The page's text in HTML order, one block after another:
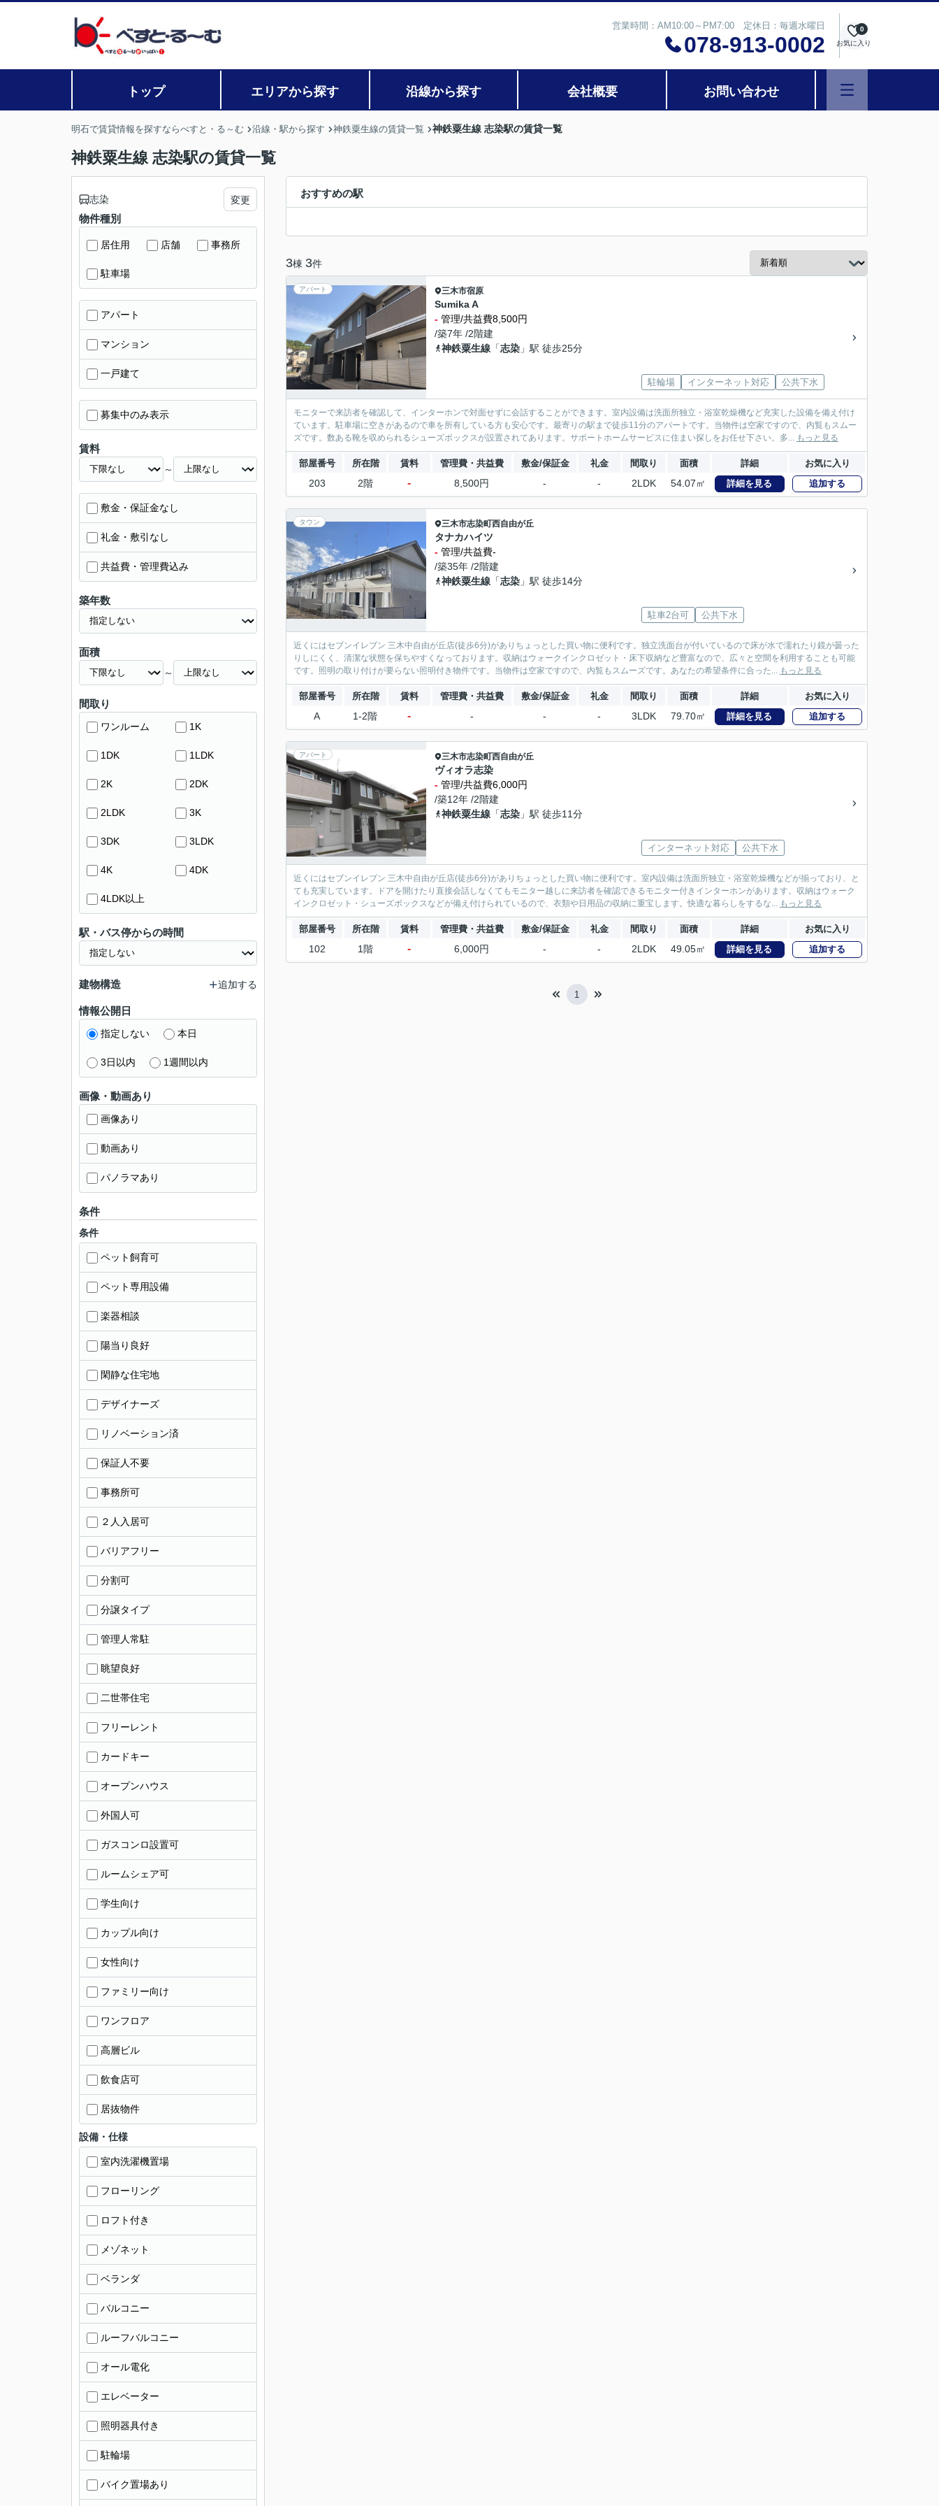
営業時間：AM10:00～PM7:00 定休日：毎週水曜日
078-913-0002 お気に入り
0
トップ エリアから探す 沿線から探す 会社概要 お問い合わせ
明石で賃貸情報を探すならべすと・る～む 沿線・駅から探す 神鉄粟生線の賃貸一覧 神鉄粟生線 志染駅の賃貸一覧
神鉄粟生線 志染駅の賃貸一覧
おすすめの駅
3棟 3件
アパート 三木市宿原
Sumika A
- 管理/共益費8,500円
/築7年 /2階建
神鉄粟生線 「志染 」駅 徒歩25分
駐輪場 インターネット対応 公共下水
モニターで来訪者を確認して、インターホンで対面せずに会話することができます。室内設備は洗面所独立・浴室乾燥機など充実した設備を備え付け
ています。駐車場に空きがあるので車を所有している方も安心です。最寄りの駅まで徒歩11分のアパートです。当物件は空家ですので、内覧もスムー
ズです。数ある靴を収められるシューズボックスが設置されてあります。サポートホームサービスに住まい探しをお任せ下さい。多... もっと見る
部屋番号 所在階 賃料 管理費・共益費 敷金/保証金 礼金 間取り 面積 詳細 お気に入り
203 2階 - 8,500円 - - 2LDK 54.07㎡ 詳細を見る 追加する
タウン 三木市志染町西自由が丘
タナカハイツ
- 管理/共益費-
/築35年 /2階建
神鉄粟生線 「志染 」駅 徒歩14分
駐車2台可 公共下水
近くにはセブンイレブン 三木中自由が丘店(徒歩6分)がありちょっとした買い物に便利です。独立洗面台が付いているので床が水で濡れたり鏡が曇った
りしにくく、清潔な状態を保ちやすくなっております。収納はウォークインクロゼット・床下収納など豊富なので、広々と空間を利用することも可能
です。照明の取り付けが要らない照明付き物件です。当物件は空家ですので、内覧もスムーズです。あなたの希望条件に合った... もっと見る
部屋番号 所在階 賃料 管理費・共益費 敷金/保証金 礼金 間取り 面積 詳細 お気に入り
A 1-2階 - - - - 3LDK 79.70㎡ 詳細を見る 追加する
アパート 三木市志染町西自由が丘
ヴィオラ志染
- 管理/共益費6,000円
/築12年 /2階建
神鉄粟生線 「志染 」駅 徒歩11分
インターネット対応 公共下水
近くにはセブンイレブン 三木中自由が丘店(徒歩6分)がありちょっとした買い物に便利です。室内設備は洗面所独立・浴室乾燥機などが揃っており、と
ても充実しています。ドアを開けたり直接会話しなくてもモニター越しに来訪者を確認できるモニター付きインターホンがあります。収納はウォーク
インクロゼット・シューズボックスなどが備え付けられているので、衣類や日用品の収納に重宝します。快適な暮らしをするな... もっと見る
部屋番号 所在階 賃料 管理費・共益費 敷金/保証金 礼金 間取り 面積 詳細 お気に入り
102 1階 - 6,000円 - - 2LDK 49.05㎡ 詳細を見る 追加する
1
志染 変更
物件種別
居住用 店舗 事務所
駐車場
アパート
マンション
一戸建て
募集中のみ表示
賃料
～
敷金・保証金なし
礼金・敷引なし
共益費・管理費込み
築年数
面積
～
間取り
ワンルーム 1K
1DK 1LDK
2K 2DK
2LDK 3K
3DK 3LDK
4K 4DK
4LDK以上
駅・バス停からの時間
建物構造 追加する
情報公開日
指定しない 本日
3日以内 1週間以内
画像・動画あり
画像あり
動画あり
パノラマあり
条件
条件
ペット飼育可
ペット専用設備
楽器相談
陽当り良好
閑静な住宅地
デザイナーズ
リノベーション済
保証人不要
事務所可
２人入居可
バリアフリー
分割可
分譲タイプ
管理人常駐
眺望良好
二世帯住宅
フリーレント
カードキー
オープンハウス
外国人可
ガスコンロ設置可
ルームシェア可
学生向け
カップル向け
女性向け
ファミリー向け
ワンフロア
高層ビル
飲食店可
居抜物件
設備・仕様
室内洗濯機置場
フローリング
ロフト付き
メゾネット
ベランダ
バルコニー
ルーフバルコニー
オール電化
エレベーター
照明器具付き
駐輪場
バイク置場あり